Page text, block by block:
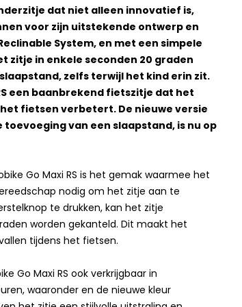
dat niet alleen innovatief is,
voor zijn uitstekende ontwerp en
System, en met een simpele
zitje in enkele seconden 20 graden
zelfs terwijl het kind erin zit.
een baanbrekend fietszitje dat het
fietsen verbetert. De nieuwe versie
toevoeging van een slaapstand, is nu op
Go Maxi RS is het gemak waarmee het
nodig om het zitje aan te
te drukken, kan het zitje
worden gekanteld. Dit maakt het
tijdens het fietsen.
Go Maxi RS ook verkrijgbaar in
waaronder en de nieuwe kleur